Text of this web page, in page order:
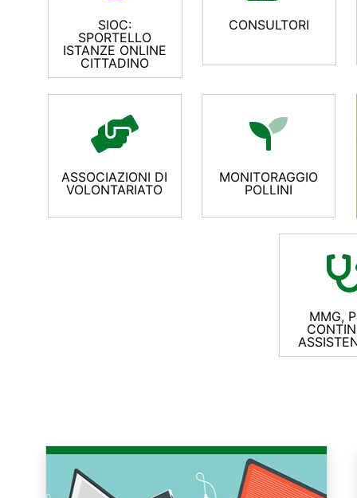
SIOC:
SPORTELLO
ISTANZE ONLINE
CITTADINO
CONSULTORI
ASSOCIAZIONI DI
VOLONTARIATO
MONITORAGGIO
POLLINI
MMG,